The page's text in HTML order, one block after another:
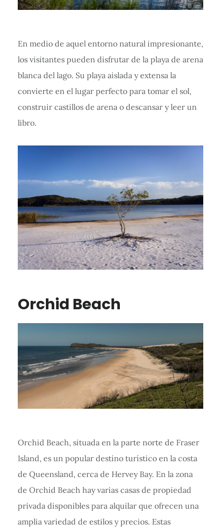
En medio de aquel entorno natural impresionante,
los visitantes pueden disfrutar de la playa de arena
blanca del lago. Su playa aislada y extensa la
convierte en el lugar perfecto para tomar el sol,
construir castillos de arena o descansar y leer un
libro.
Orchid Beach
Orchid Beach, situada en la parte norte de Fraser
Island, es un popular destino turístico en la costa
de Queensland, cerca de Hervey Bay. En la zona
de Orchid Beach hay varias casas de propiedad
privada disponibles para alquilar que ofrecen una
amplia variedad de estilos y precios. Estas